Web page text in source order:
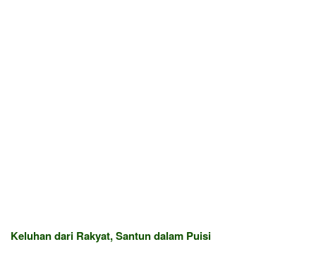
Keluhan dari Rakyat, Santun dalam Puisi